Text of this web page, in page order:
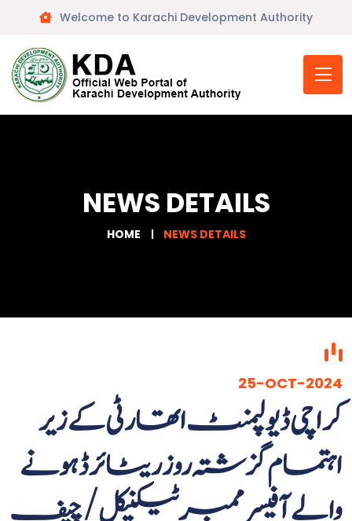
Welcome to Karachi Development Authority
NEWS DETAILS
HOME NEWS DETAILS
25-OCT-2024
کراچی ڈیولپمنٹ اتھارٹی کے زیر
اہتمام گزشتہ روز ریٹائرڈ ہونے
والے آفیسر ممبر ٹیکنیکل/ چیف